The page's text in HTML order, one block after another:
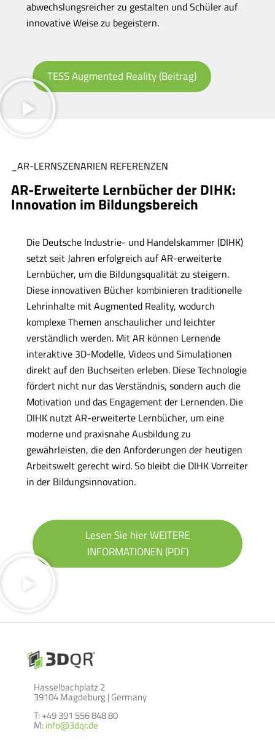
abwechslungsreicher zu gestalten und Schüler auf
innovative Weise zu begeistern.
TESS Augmented Reality (Beitrag)
_AR-LERNSZENARIEN REFERENZEN
AR-Erweiterte Lernbücher der DIHK:
Innovation im Bildungsbereich
Die Deutsche Industrie- und Handelskammer (DIHK)
setzt seit Jahren erfolgreich auf AR-erweiterte
Lernbücher, um die Bildungsqualität zu steigern.
Diese innovativen Bücher kombinieren traditionelle
Lehrinhalte mit Augmented Reality, wodurch
komplexe Themen anschaulicher und leichter
verständlich werden. Mit AR können Lernende
interaktive 3D-Modelle, Videos und Simulationen
direkt auf den Buchseiten erleben. Diese Technologie
fördert nicht nur das Verständnis, sondern auch die
Motivation und das Engagement der Lernenden. Die
DIHK nutzt AR-erweiterte Lernbücher, um eine
moderne und praxisnahe Ausbildung zu
gewährleisten, die den Anforderungen der heutigen
Arbeitswelt gerecht wird. So bleibt die DIHK Vorreiter
in der Bildungsinnovation.
Lesen Sie hier WEITERE
INFORMATIONEN (PDF)
Hasselbachplatz 2
39104 Magdeburg | Germany
T: +49 391 556 848 80
M:info@3dqr.de